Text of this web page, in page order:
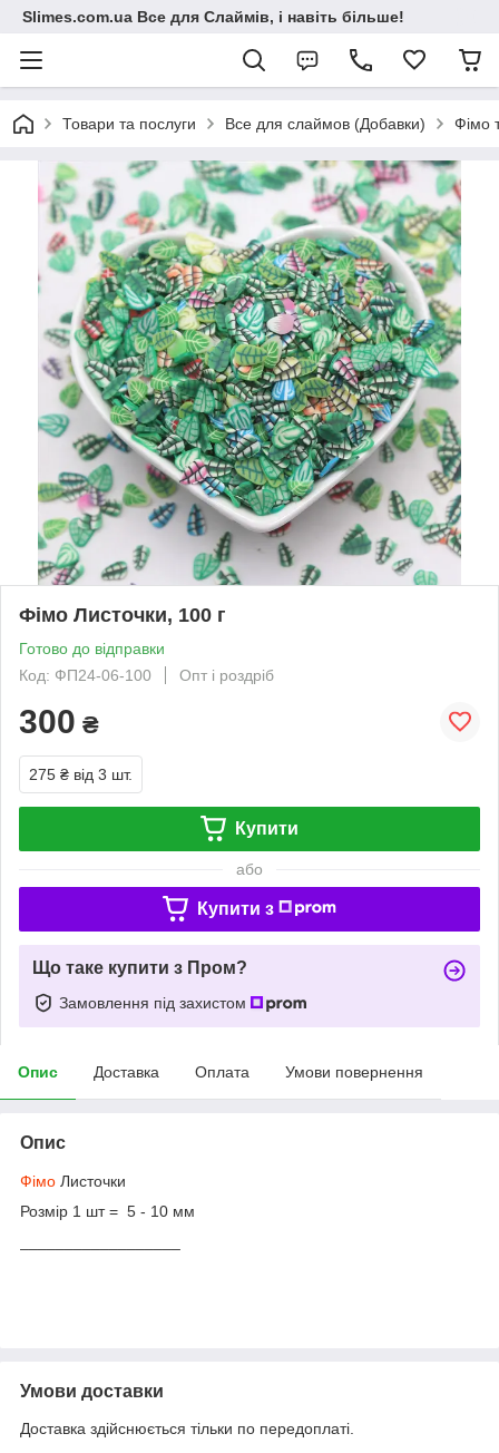
Slimes.com.ua Все для Слаймів, і навіть більше!
Товари та послуги Все для слаймов (Добавки) Фімо
Фімо Листочки, 100 г
Готово до відправки
Код: ФП24-06-100
Опт і роздріб
300 ₴
275 ₴ від 3 шт.
Купити
або
Купити з
Що таке купити з Пром?
Замовлення під захистом
Опис Доставка Оплата Умови повернення
Опис
Фімо Листочки
Розмір 1 шт = 5 - 10 мм
Умови доставки
Доставка здійснюється тільки по передоплаті.